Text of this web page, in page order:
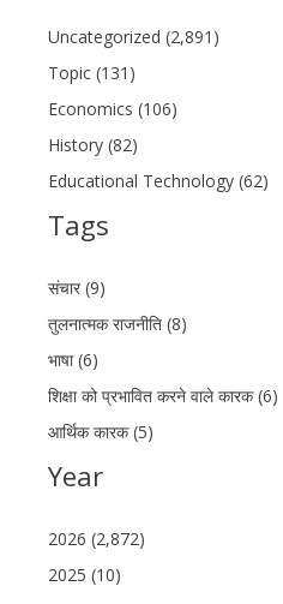
Uncategorized (2,891)
Topic (131)
Economics (106)
History (82)
Educational Technology (62)
Tags
संचार (9)
तुलनात्मक राजनीति (8)
भाषा (6)
शिक्षा को प्रभावित करने वाले कारक (6)
आर्थिक कारक (5)
Year
2026 (2,872)
2025 (10)